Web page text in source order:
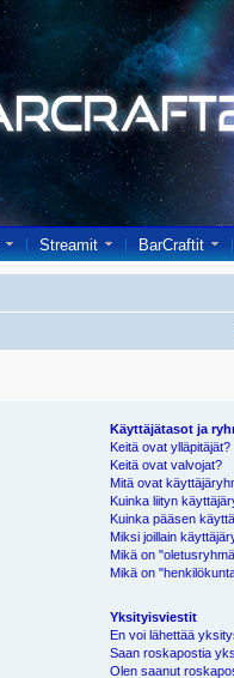
Streamit BarCraftit
Käyttäjätasot ja
Keitä ovat ylläpitäjät?
Keitä ovat valvojat?
Mitä ovat
Kuinka liityn
Kuinka pääsen
Miksi joillain
Mikä on
Mikä on
Yksityisviestit
En voi lähettää
Saan roskapostia
Olen saanut